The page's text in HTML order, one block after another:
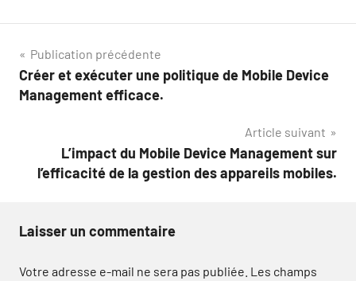
Navigation
de
Publication précédente
Créer et exécuter une politique de Mobile Device
Management efficace.
Article suivant
L’impact du Mobile Device Management sur
l’efficacité de la gestion des appareils mobiles.
Laisser un commentaire
Votre adresse e-mail ne sera pas publiée. Les champs